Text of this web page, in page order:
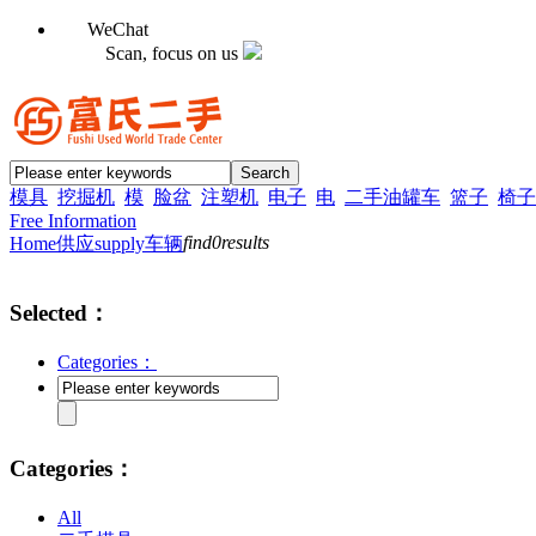
WeChat
Scan, focus on us
模具 挖掘机 模 脸盆 注塑机 电子 电 二手油罐车 篮子 椅
Free Information
Home供应supply车辆find0results
Selected：
Categories：
Categories：
All